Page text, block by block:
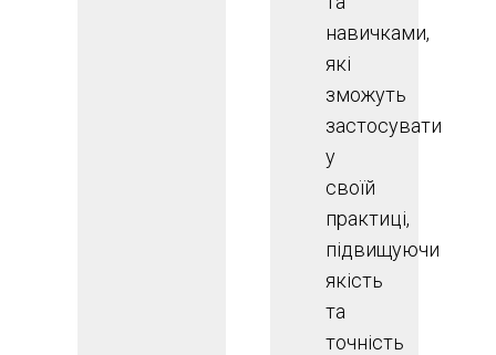
навичками,
які
зможуть
застосувати
у
своїй
практиці,
підвищуючи
якість
та
точність